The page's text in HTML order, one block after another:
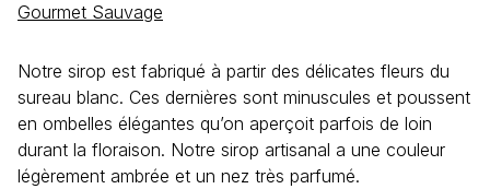
Gourmet Sauvage
Notre sirop est fabriqué à partir des délicates fleurs du
sureau blanc. Ces dernières sont minuscules et poussent
en ombelles élégantes qu’on aperçoit parfois de loin
durant la floraison. Notre sirop artisanal a une couleur
légèrement ambrée et un nez très parfumé.